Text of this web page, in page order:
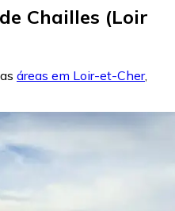
Chailles (Loir
áreas em Loir-et-Cher,